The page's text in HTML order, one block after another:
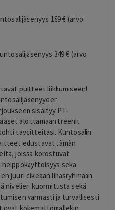
189 € (arvo
349 € (arvo
puitteet liikkumiseen!
sisältyy PT-
aloittamaan treenit
tavoitteitasi. Kuntosalin
edustavat tämän
joissa korostuvat
sekä
juuri oikeaan lihasryhmään.
nivelien kuormitusta sekä
varmasti ja turvallisesti
ovat kokemattomallekin